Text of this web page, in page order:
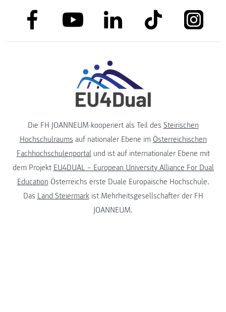
link to facebooklink to youtubelink to linkedinlink to tiktok
Die FH JOANNEUM kooperiert als Teil des Steirischen
Hochschulraums auf nationaler Ebene im Österreichischen
Fachhochschulenportalund ist auf internationaler Ebene mit
dem Projekt EU4DUAL – European University Alliance For Dual
Education Österreichs erste Duale Europäische Hochschule.
Das Land Steiermarkist Mehrheitsgesellschafter der FH
JOANNEUM.